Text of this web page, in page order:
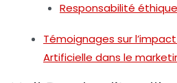
Responsabilité éthique
Témoignages sur
Artificielle dans le